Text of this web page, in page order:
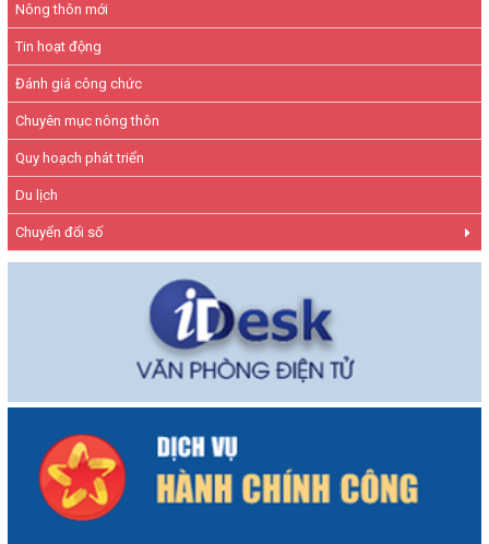
Nông thôn mới
Tin hoạt động
Đánh giá công chức
Chuyên mục nông thôn
Quy hoạch phát triển
Du lịch
Chuyển đổi số